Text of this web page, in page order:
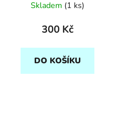
Skladem (1 ks)
300 Kč
DO KOŠÍKU